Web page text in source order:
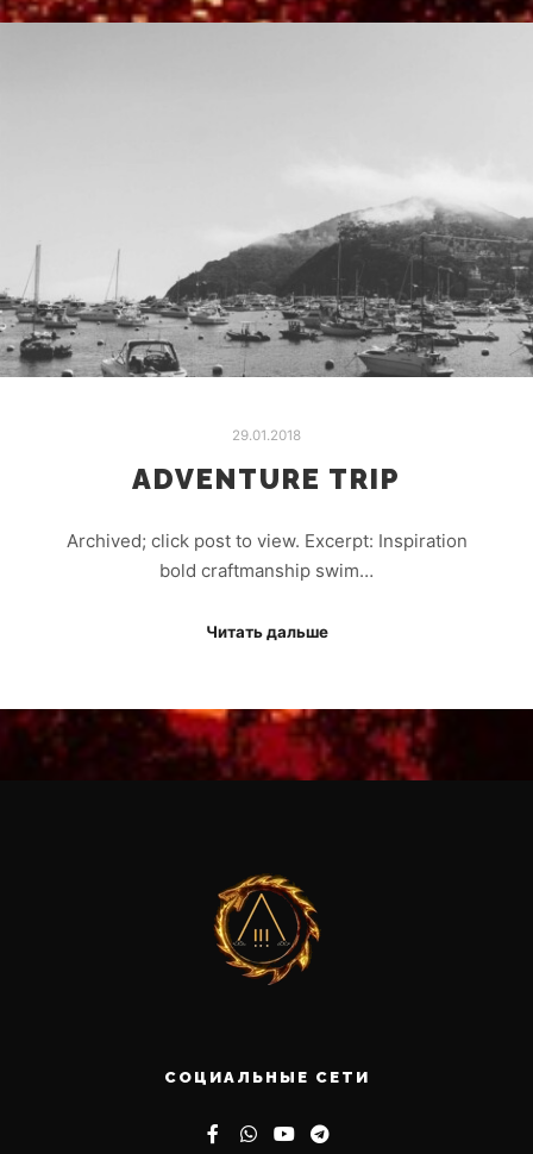
29.01.2018
ADVENTURE TRIP
Archived; click post to view. Excerpt: Inspiration
bold craftmanship swim…
Читать дальше
СОЦИАЛЬНЫЕ СЕТИ